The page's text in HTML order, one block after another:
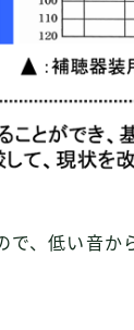
、低い音か